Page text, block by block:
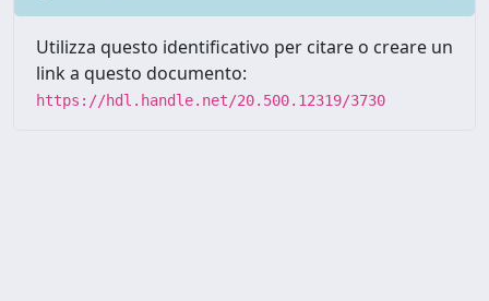
Utilizza questo identificativo per citare o creare un
link a questo documento:
https://hdl.handle.net/20.500.12319/3730